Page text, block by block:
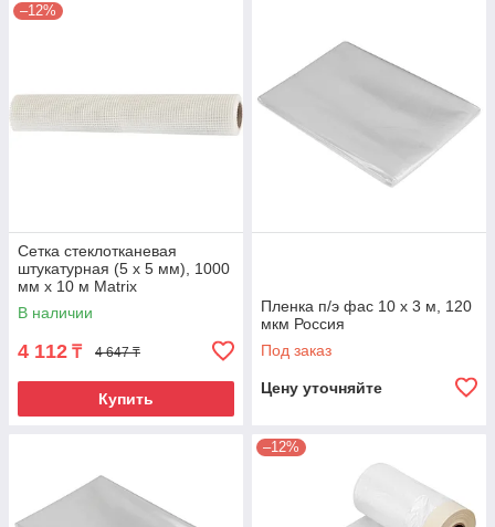
–12%
Сетка стеклотканевая
штукатурная (5 х 5 мм), 1000
мм х 10 м Matrix
В наличии
4 112 ₸ 4 647 ₸
Купить
Пленка п/э фас 10 x 3 м, 120
мкм Россия
Под заказ
Цену уточняйте
–12%